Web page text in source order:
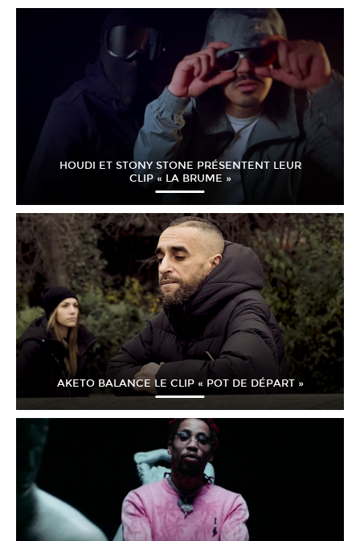
HOUDI ET STONY STONE PRÉSENTENT LEUR
CLIP « LA BRUME »
AKETO BALANCE LE CLIP « POT DE DÉPART »